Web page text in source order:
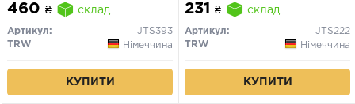
460 ₴ склад
Артикул:
JTS393
TRW
Німеччина
КУПИТИ
231 ₴ склад
Артикул:
JTS222
TRW
Німеччина
КУПИТИ